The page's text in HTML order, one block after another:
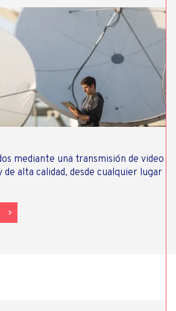
mediante una transmisión de video
alta calidad, desde cualquier lugar